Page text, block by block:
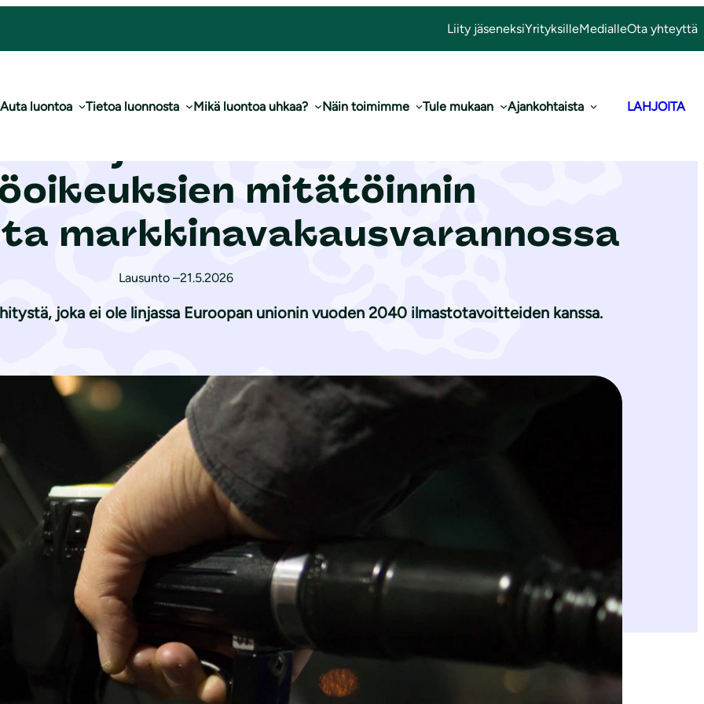
Liity jäseneksiYrityksilleMedialleOta yhteyttä
Auta luontoa Tietoa luonnosta Mikä luontoa uhkaa? Näin toimimme Tule mukaan Ajankohtaista LAHJOITA
lopettamisesta markkinavakausvarannossa
mitätöinnin
markkinavakausvarannossa
Lausunto –21.5.2026
joka ei ole linjassa Euroopan unionin vuoden 2040 ilmastotavoitteiden kanssa.